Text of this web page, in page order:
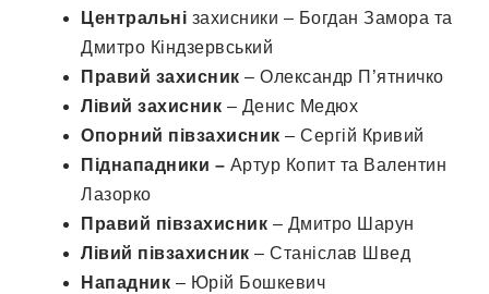
Центральні захисники – Богдан Замора та
Дмитро Кіндзервський
Правий захисник – Олександр П’ятничко
Лівий захисник – Денис Медюх
Опорний півзахисник – Сергій Кривий
Піднападники – Артур Копит та Валентин
Лазорко
Правий півзахисник – Дмитро Шарун
Лівий півзахисник – Станіслав Швед
Нападник – Юрій Бошкевич